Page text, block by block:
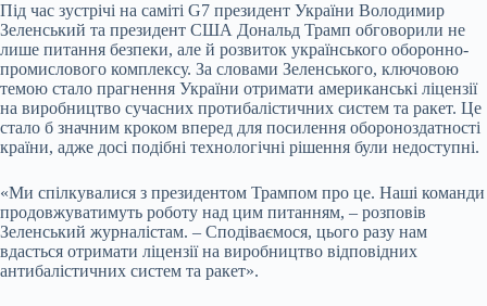
Під час зустрічі на саміті G7 президент України Володимир
Зеленський та президент США Дональд Трамп обговорили не
лише питання безпеки, але й розвиток українського оборонно-
промислового комплексу. За словами Зеленського, ключовою
темою стало прагнення України отримати американські ліцензії
на виробництво сучасних протибалістичних систем та ракет. Це
стало б значним кроком вперед для посилення обороноздатності
країни, адже досі подібні технологічні рішення були недоступні.
«Ми спілкувалися з президентом Трампом про це. Наші команди
продовжуватимуть роботу над цим питанням, – розповів
Зеленський журналістам. – Сподіваємося, цього разу нам
вдасться отримати ліцензії на виробництво відповідних
антибалістичних систем та ракет».